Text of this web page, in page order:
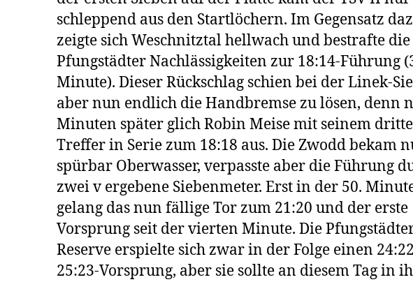
schleppend aus den Startlöchern. Im Gegensatz
zeigte sich Weschnitztal hellwach und bestrafte die
Pfungstädter Nachlässigkeiten zur 18:14-Führung
Minute). Dieser Rückschlag schien bei der Linek-
aber nun endlich die Handbremse zu lösen, denn
Minuten später glich Robin Meise mit seinem
Treffer in Serie zum 18:18 aus. Die Zwodd bekam
spürbar Oberwasser, verpasste aber die Führung
zwei v ergebene Siebenmeter. Erst in der 50.
gelang das nun fällige Tor zum 21:20 und der erste
Vorsprung seit der vierten Minute. Die
Reserve erspielte sich zwar in der Folge einen
25:23-Vorsprung, aber sie sollte an diesem Tag in